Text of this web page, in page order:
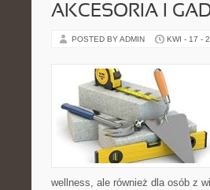
AKCESORIA I
POSTED BY ADMIN KWI - 17 -
wellness, ale również dla osób z